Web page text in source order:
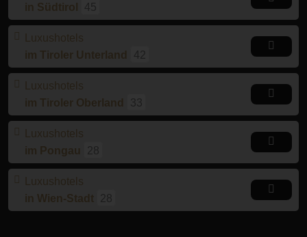
in Südtirol
45
Luxushotels
im Tiroler Unterland
42
Luxushotels
im Tiroler Oberland
33
Luxushotels
im Pongau
28
Luxushotels
in Wien-Stadt
28